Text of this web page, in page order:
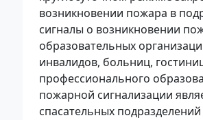
возникновении пожара в
сигналы о возникновении
образовательных
инвалидов, больниц,
профессионального
пожарной сигнализации
спасательных